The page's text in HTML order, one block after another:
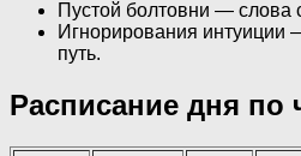
Пустой болтовни — слова
Игнорирования интуиции
путь.
Расписание дня по